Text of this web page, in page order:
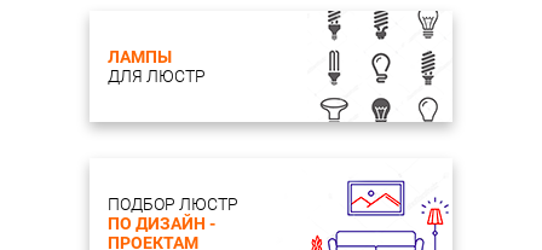
ЛАМПЫ
ДЛЯ ЛЮСТР
ПОДБОР ЛЮСТР
ПО ДИЗАЙН -
ПРОЕКТАМ